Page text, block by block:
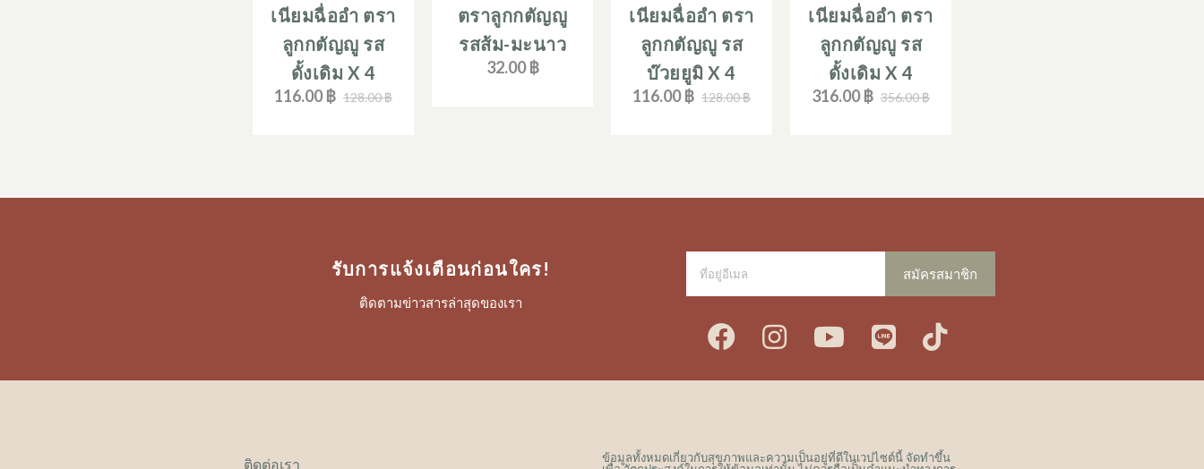
เนียมฉื่ออำ ตรา
ลูกกตัญญู รส
ดั้งเดิม X 4
116.00 ฿ 128.00 ฿
ตราลูกกตัญญู
รสส้ม-มะนาว
32.00 ฿
เนียมฉื่ออำ ตรา
ลูกกตัญญู รส
บ๊วยยูมิ X 4
116.00 ฿ 128.00 ฿
เนียมฉื่ออำ ตรา
ลูกกตัญญู รส
ดั้งเดิม X 4
316.00 ฿ 356.00 ฿
รับการแจ้งเตือนก่อนใคร!
ติดตามข่าวสารล่าสุดของเรา
สมัครสมาชิก
เฟ
อิน
สาย
ติดต่อเรา
ข้อมูลทั้งหมดเกี่ยวกับสุขภาพและความเป็นอยู่ที่ดีในเวปไซต์นี้ จัดทำขึ้น